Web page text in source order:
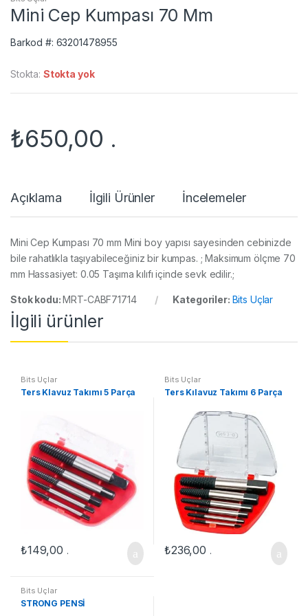
Mini Cep Kumpası 70 Mm
Barkod #: 63201478955
Stokta: Stokta yok
₺650,00 .
Açıklama İlgili Ürünler İncelemeler
Mini Cep Kumpası 70 mm Mini boy yapısı sayesinden cebinizde
bile rahatlıkla taşıyabileceğiniz bir kumpas. ; Maksimum ölçme 70
mm Hassasiyet: 0.05 Taşıma kılıfı içinde sevk edilir.;
Stok kodu: MRT-CABF71714 Kategoriler: Bits Uçlar
İlgili ürünler
Bits Uçlar
Ters Klavuz Takımı 5 Parça
₺149,00 .
Bits Uçlar
Ters Kılavuz Takımı 6 Parça
₺236,00 .
Bits Uçlar
STRONG PENSİ